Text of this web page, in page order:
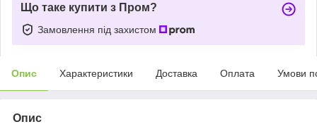
Що таке купити з Пром?
Замовлення під захистом
Опис Характеристики Доставка Оплата Умови
Опис